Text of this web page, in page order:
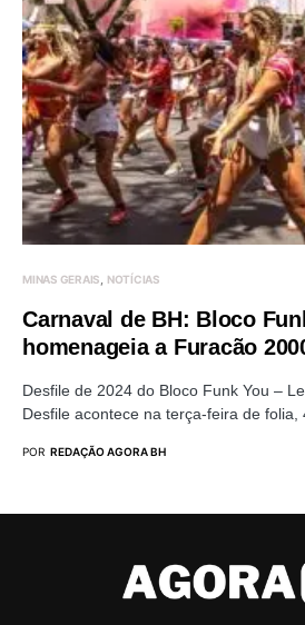
MINAS GERAIS NOTÍCIAS
Carnaval de BH: Bloco
homenageia a Furacão
Desfile de 2024 do Bloco Funk You –
Desfile acontece na terça-feira de
POR REDAÇÃO AGORA BH